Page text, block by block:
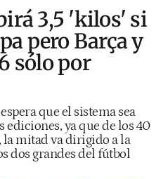
3,5 'kilos' si
pero Barça y
sólo por
que el sistema sea
ediciones, ya que de los 40
mitad va dirigido a la
dos grandes del fútbol